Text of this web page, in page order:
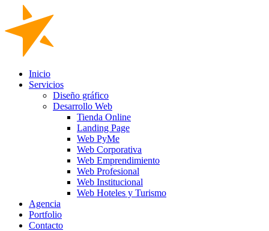
Inicio
Servicios
Diseño gráfico
Desarrollo Web
Tienda Online
Landing Page
Web PyMe
Web Corporativa
Web Emprendimiento
Web Profesional
Web Institucional
Web Hoteles y Turismo
Agencia
Portfolio
Contacto